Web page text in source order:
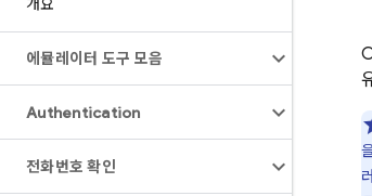
개요
에뮬레이터 도구 모음
Authentication
전화번호 확인